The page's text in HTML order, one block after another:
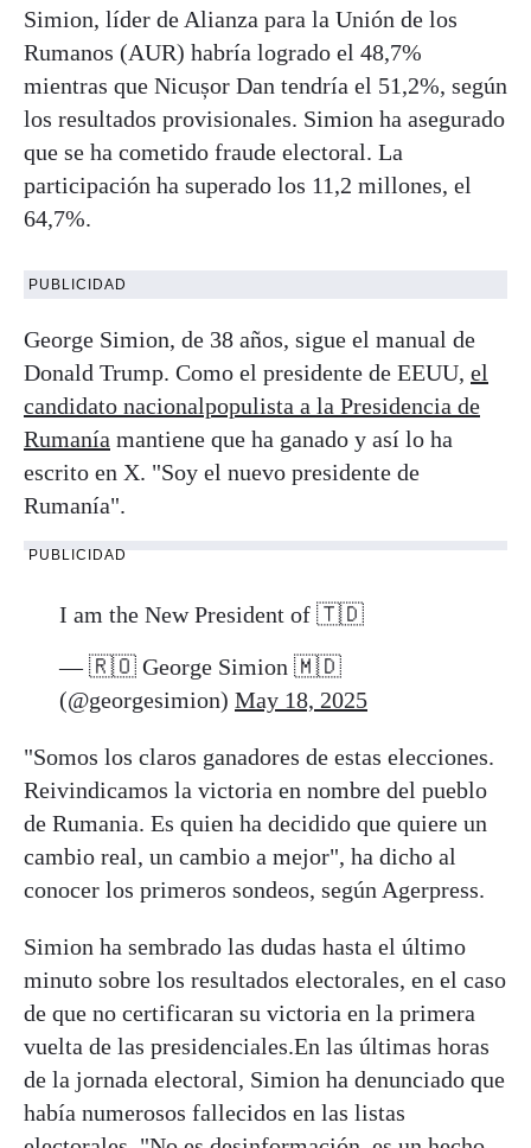
Simion, líder de Alianza para la Unión de los
Rumanos (AUR) habría logrado el 48,7%
mientras que Nicușor Dan tendría el 51,2%, según
los resultados provisionales. Simion ha asegurado
que se ha cometido fraude electoral. La
participación ha superado los 11,2 millones, el
64,7%.
PUBLICIDAD
George Simion, de 38 años, sigue el manual de
Donald Trump. Como el presidente de EEUU, el
candidato nacionalpopulista a la Presidencia de
Rumanía mantiene que ha ganado y así lo ha
escrito en X. "Soy el nuevo presidente de
Rumanía".
PUBLICIDAD
I am the New President of 🇹🇩
— 🇷🇴 George Simion 🇲🇩
(@georgesimion) May 18, 2025
"Somos los claros ganadores de estas elecciones.
Reivindicamos la victoria en nombre del pueblo
de Rumania. Es quien ha decidido que quiere un
cambio real, un cambio a mejor", ha dicho al
conocer los primeros sondeos, según Agerpress.
Simion ha sembrado las dudas hasta el último
minuto sobre los resultados electorales, en el caso
de que no certificaran su victoria en la primera
vuelta de las presidenciales.En las últimas horas
de la jornada electoral, Simion ha denunciado que
había numerosos fallecidos en las listas